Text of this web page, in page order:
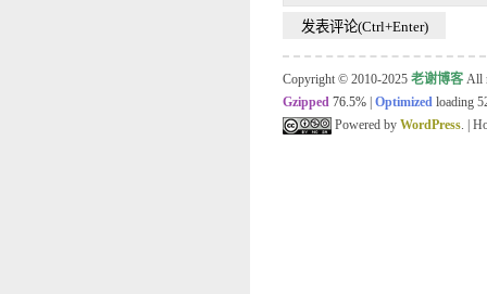
Copyright © 2010-2025 老谢博客 All
Gzipped 76.5% | Optimized loading
Powered by WordPress . |